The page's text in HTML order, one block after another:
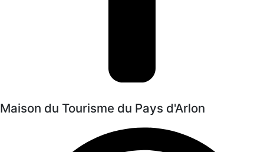
Maison du Tourisme du Pays d'Arlon